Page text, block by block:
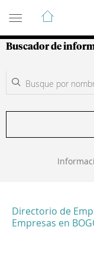
Guía de
Buscador de
Directorio de
Empresas en